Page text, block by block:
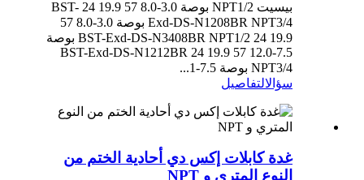
بيسيت NPT1/2 بوصة 3.0-8.0 57 19.9 24 BST-
Exd-DS-N1208BR NPT3/4 بوصة 3.0-8.0 57
19.9 24 BST-Exd-DS-N3408BR NPT1/2 بوصة
7.5-12.0 57 19.9 24 BST-Exd-DS-N1212BR
NPT3/4 بوصة 7.5-1...
سؤالالتفاصيل
غدة كابلات إكس دي أحادية الختم من
النوع المتري و NPT